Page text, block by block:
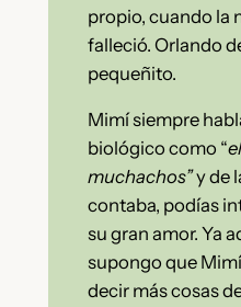
propio, cuando la
falleció. Orlando
pequeñito.
Mimí siempre
biológico como “
muchachos”y de
contaba, podías
su gran amor. Ya
supongo que
decir más cosas